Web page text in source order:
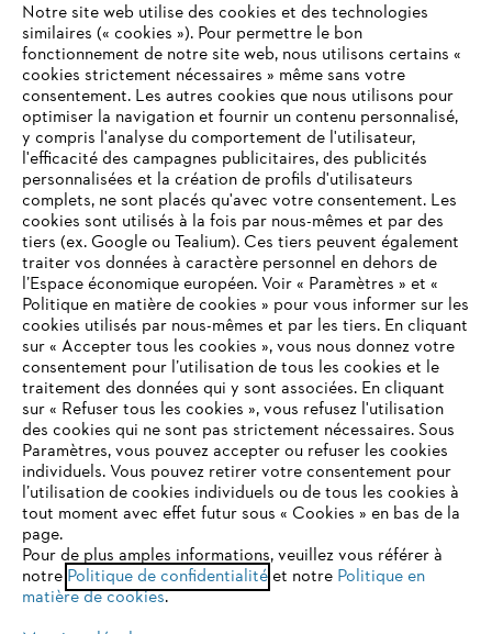
#STIHL
L'Entreprise
STIHL FAQ
Contact
Politique de protection des données
Mentions légales Utilisation des cookies
VOTRE NAVIGATEUR INTERNET
N'EST PLUS PRIS EN CHARGE
Vous utilisez un navigateur Internet que nous ne prenons plus
en charge, et certaines fonctionnalités de notre site ne
peuvent fonctionner correctement. Pour une utilisation
optimale de notre site, nous vous recommandons de passer à
l'un des navigateurs suivants :
Notre site web utilise des cookies et des technologies
similaires (« cookies »). Pour permettre le bon
fonctionnement de notre site web, nous utilisons certains «
cookies strictement nécessaires » même sans votre
consentement. Les autres cookies que nous utilisons pour
optimiser la navigation et fournir un contenu personnalisé,
y compris l'analyse du comportement de l'utilisateur,
l'efficacité des campagnes publicitaires, des publicités
personnalisées et la création de profils d'utilisateurs
complets, ne sont placés qu'avec votre consentement. Les
cookies sont utilisés à la fois par nous-mêmes et par des
tiers (ex. Google ou Tealium). Ces tiers peuvent également
traiter vos données à caractère personnel en dehors de
l’Espace économique européen. Voir « Paramètres » et «
Politique en matière de cookies » pour vous informer sur les
cookies utilisés par nous-mêmes et par les tiers. En cliquant
sur « Accepter tous les cookies », vous nous donnez votre
consentement pour l’utilisation de tous les cookies et le
traitement des données qui y sont associées. En cliquant
sur « Refuser tous les cookies », vous refusez l'utilisation
des cookies qui ne sont pas strictement nécessaires. Sous
Paramètres, vous pouvez accepter ou refuser les cookies
individuels. Vous pouvez retirer votre consentement pour
l’utilisation de cookies individuels ou de tous les cookies à
tout moment avec effet futur sous « Cookies » en bas de la
page.
Pour de plus amples informations, veuillez vous référer à
notre Politique de confidentialitéet notre Politique en
matière de cookies.